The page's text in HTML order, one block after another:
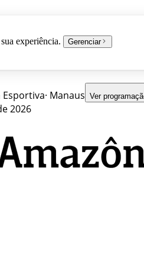
experiência. Gerenciar
Esportiva· Manaus Ver
2026